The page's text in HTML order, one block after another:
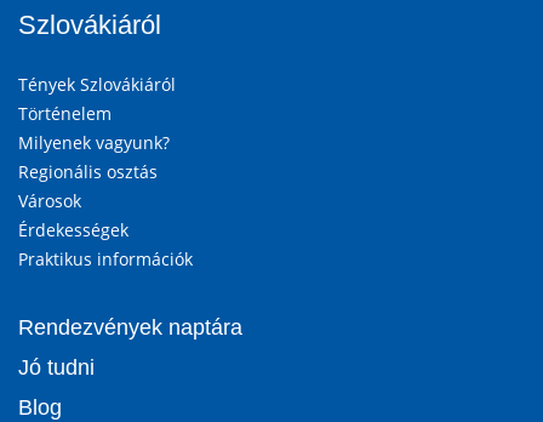
Szlovákiáról
Tények Szlovákiáról
Történelem
Milyenek vagyunk?
Regionális osztás
Városok
Érdekességek
Praktikus információk
Rendezvények naptára
Jó tudni
Blog